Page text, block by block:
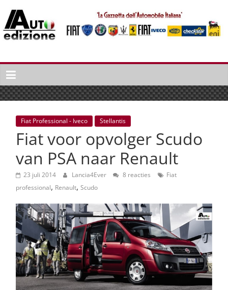
naar
inhoud
Auto
Edizione
La
Gazetta
dell'Automobile
Italiana
autonieuws
lifestyle
Fiat Professional - Iveco Stellantis
Fiat voor opvolger Scudo
van PSA naar Renault
23 juli 2014 Lancia4Ever 8 reacties
Fiat
professional, Renault, Scudo